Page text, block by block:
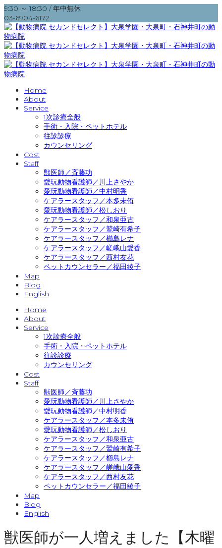
9:30 ～ 18:30 / 年中無休
03-6904-6172
Home
About
Service
1次診療全般
手術・入院・ペットホテル
往診診療
カウンセリング
Cost
Staff
獣医師／斉藤功
愛玩動物看護師／川上さやか
愛玩動物看護師／中村明香
ケアラースタッフ／本多未侑
愛玩動物看護師／松しおり
ケアラースタッフ／和泉亜古
ケアラースタッフ／鷲崎有希子
ケアラースタッフ／櫛島レナ
ケアラースタッフ／嵯峨山愛香
ケアラースタッフ／西村友花
ペットカウンセラー／福田綾子
Map
Blog
English
Home
About
Service
1次診療全般
手術・入院・ペットホテル
往診診療
カウンセリング
Cost
Staff
獣医師／斉藤功
愛玩動物看護師／川上さやか
愛玩動物看護師／中村明香
ケアラースタッフ／本多未侑
愛玩動物看護師／松しおり
ケアラースタッフ／和泉亜古
ケアラースタッフ／鷲崎有希子
ケアラースタッフ／櫛島レナ
ケアラースタッフ／嵯峨山愛香
ケアラースタッフ／西村友花
ペットカウンセラー／福田綾子
Map
Blog
English
獣医師が一人増えました【木曜